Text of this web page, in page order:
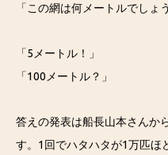
「この網は何メートルでしょ
「5メートル！」
「100メートル？」
答えの発表は船長山本さんか
す。1回でハタハタが1万匹ほ